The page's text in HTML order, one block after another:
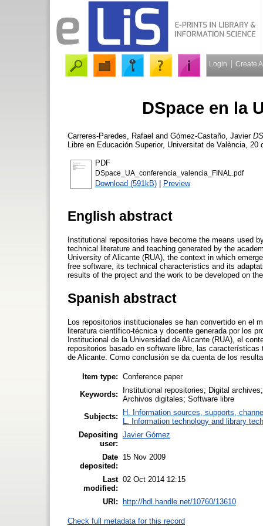
Login Create
DSpace en la
Carreres-Paredes, Rafael and Gómez-Castaño, Javier
Libre en Educación Superior, Universitat de València,
PDF
DSpace_UA_conferencia_valencia_FINAL.pdf
Download (591kB) | Preview
English abstract
Institutional repositories have become the means used
technical literature and teaching generated by the
University of Alicante (RUA), the context in which
free software, its technical characteristics and its
results of the project and the work to be developed on
Spanish abstract
Los repositorios institucionales se han convertido en el
literatura científico-técnica y docente generada por los
Institucional de la Universidad de Alicante (RUA), el
repositorios basado en software libre, las
de Alicante. Como conclusión se da cuenta de los
Item type: Conference paper
Keywords:
Institutional repositories; Digital
Archivos digitales; Software libre
Subjects:
H. Information sources, supports,
L. Information technology and library
Depositing
user:
Javier Gómez
Date
deposited:
15 Nov 2009
Last
modified:
02 Oct 2014 12:15
URI: http://hdl.handle.net/10760/13610
Check full metadata for this record